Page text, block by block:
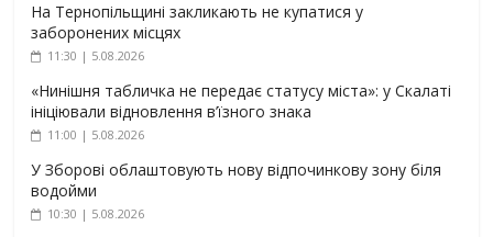
На Тернопільщині закликають не купатися у
заборонених місцях
11:30 | 5.08.2026
«Нинішня табличка не передає статусу міста»: у Скалаті
ініціювали відновлення в’їзного знака
11:00 | 5.08.2026
У Зборові облаштовують нову відпочинкову зону біля
водойми
10:30 | 5.08.2026